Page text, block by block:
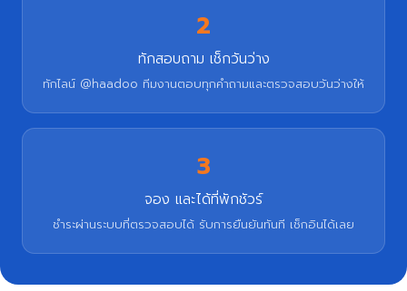
2
ทักสอบถาม เช็กวันว่าง
ทักไลน์ @haadoo ทีมงานตอบทุกคำถามและตรวจสอบวันว่างให้
3
จอง และได้ที่พักชัวร์
ชำระผ่านระบบที่ตรวจสอบได้ รับการยืนยันทันที เช็กอินได้เลย